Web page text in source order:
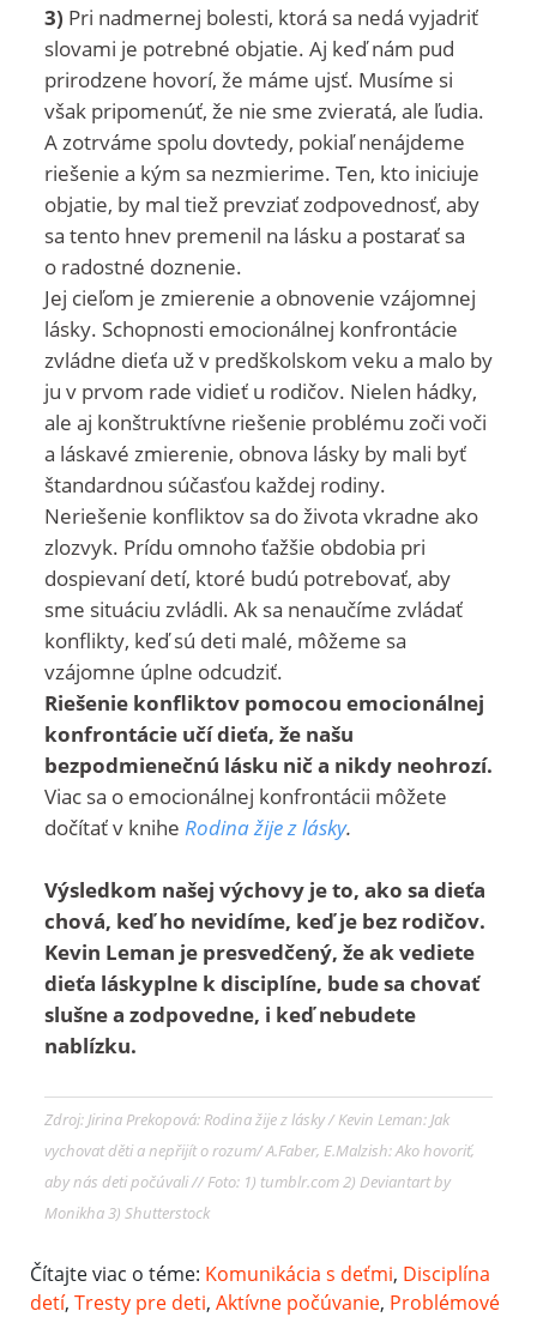
3) Pri nadmernej bolesti, ktorá sa nedá vyjadriť
slovami je potrebné objatie. Aj keď nám pud
prirodzene hovorí, že máme ujsť. Musíme si
však pripomenúť, že nie sme zvieratá, ale ľudia.
A zotrváme spolu dovtedy, pokiaľ nenájdeme
riešenie a kým sa nezmierime. Ten, kto iniciuje
objatie, by mal tiež prevziať zodpovednosť, aby
sa tento hnev premenil na lásku a postarať sa
o radostné doznenie.
Jej cieľom je zmierenie a obnovenie vzájomnej
lásky. Schopnosti emocionálnej konfrontácie
zvládne dieťa už v predškolskom veku a malo by
ju v prvom rade vidieť u rodičov. Nielen hádky,
ale aj konštruktívne riešenie problému zoči voči
a láskavé zmierenie, obnova lásky by mali byť
štandardnou súčasťou každej rodiny.
Neriešenie konfliktov sa do života vkradne ako
zlozvyk. Prídu omnoho ťažšie obdobia pri
dospievaní detí, ktoré budú potrebovať, aby
sme situáciu zvládli. Ak sa nenaučíme zvládať
konflikty, keď sú deti malé, môžeme sa
vzájomne úplne odcudziť.
Riešenie konfliktov pomocou emocionálnej
konfrontácie učí dieťa, že našu
bezpodmienečnú lásku nič a nikdy neohrozí.
Viac sa o emocionálnej konfrontácii môžete
dočítať v knihe Rodina žije z lásky.
Výsledkom našej výchovy je to, ako sa dieťa
chová, keď ho nevidíme, keď je bez rodičov.
Kevin Leman je presvedčený, že ak vediete
dieťa láskyplne k disciplíne, bude sa chovať
slušne a zodpovedne, i keď nebudete
nablízku.
Zdroj: Jirina Prekopová: Rodina žije z lásky / Kevin Leman: Jak
vychovat děti a nepřijít o rozum/ A.Faber, E.Malzish: Ako hovoriť,
aby nás deti počúvali // Foto: 1) tumblr.com 2) Deviantart by
Monikha 3) Shutterstock
Čítajte viac o téme: Komunikácia s deťmi, Disciplína
detí, Tresty pre deti, Aktívne počúvanie, Problémové